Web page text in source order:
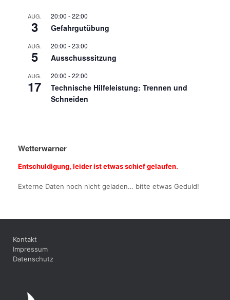
AUG.
3
20:00 -22:00
Gefahrgutübung
AUG.
5
20:00 -23:00
Ausschusssitzung
AUG.
17
20:00 -22:00
Technische Hilfeleistung: Trennen und
Schneiden
Wetterwarner
Entschuldigung, leider ist etwas schief gelaufen.
Externe Daten noch nicht geladen… bitte etwas Geduld!
Kontakt
Impressum
Datenschutz